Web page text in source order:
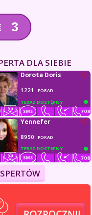
3
DLA SIEBIE
TERAZ DOSTĘPNY
Dorota Doris
1221 PORAD
TERAZ DOSTĘPNY
Yennefer
8950 PORAD